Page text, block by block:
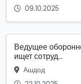
09.10.2025
Ведущее
ищет сотруд...
Ашдод